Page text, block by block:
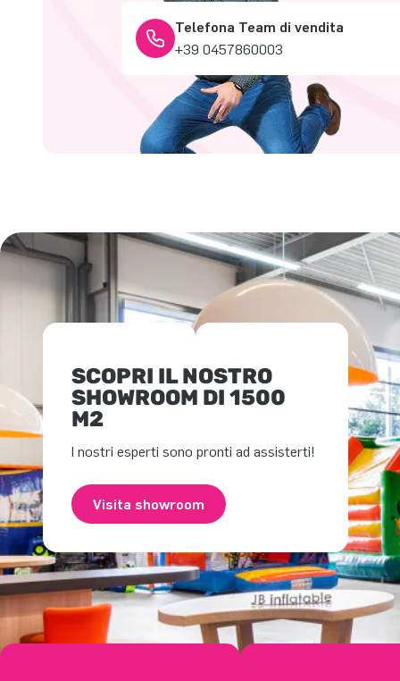
Telefona Team di vendita
+39 0457860003
SCOPRI IL NOSTRO
SHOWROOM DI 1500
M2
I nostri esperti sono pronti ad assisterti!
Visita showroom